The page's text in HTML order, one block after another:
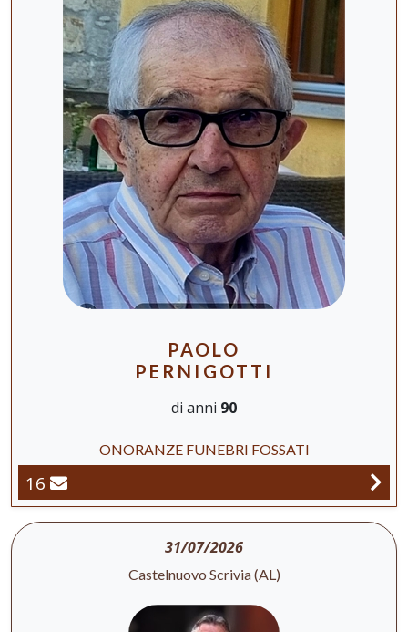
PAOLO
PERNIGOTTI
di anni 90
ONORANZE FUNEBRI FOSSATI
16
31/07/2026
Castelnuovo Scrivia (AL)